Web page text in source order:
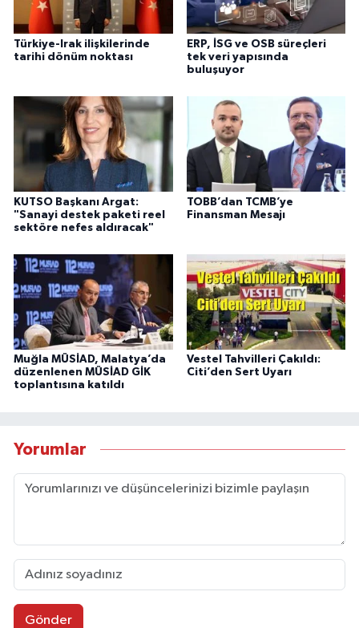
Türkiye-Irak ilişkilerinde
tarihi dönüm noktası
ERP, İSG ve OSB süreçleri
tek veri yapısında
buluşuyor
KUTSO Başkanı Argat:
"Sanayi destek paketi reel
sektöre nefes aldıracak"
TOBB’dan TCMB’ye
Finansman Mesajı
Muğla MÜSİAD, Malatya’da
düzenlenen MÜSİAD GİK
toplantısına katıldı
Vestel Tahvilleri Çakıldı:
Citi’den Sert Uyarı
Yorumlar
Gönder